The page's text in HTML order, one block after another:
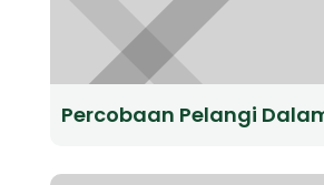
Percobaan Pelangi